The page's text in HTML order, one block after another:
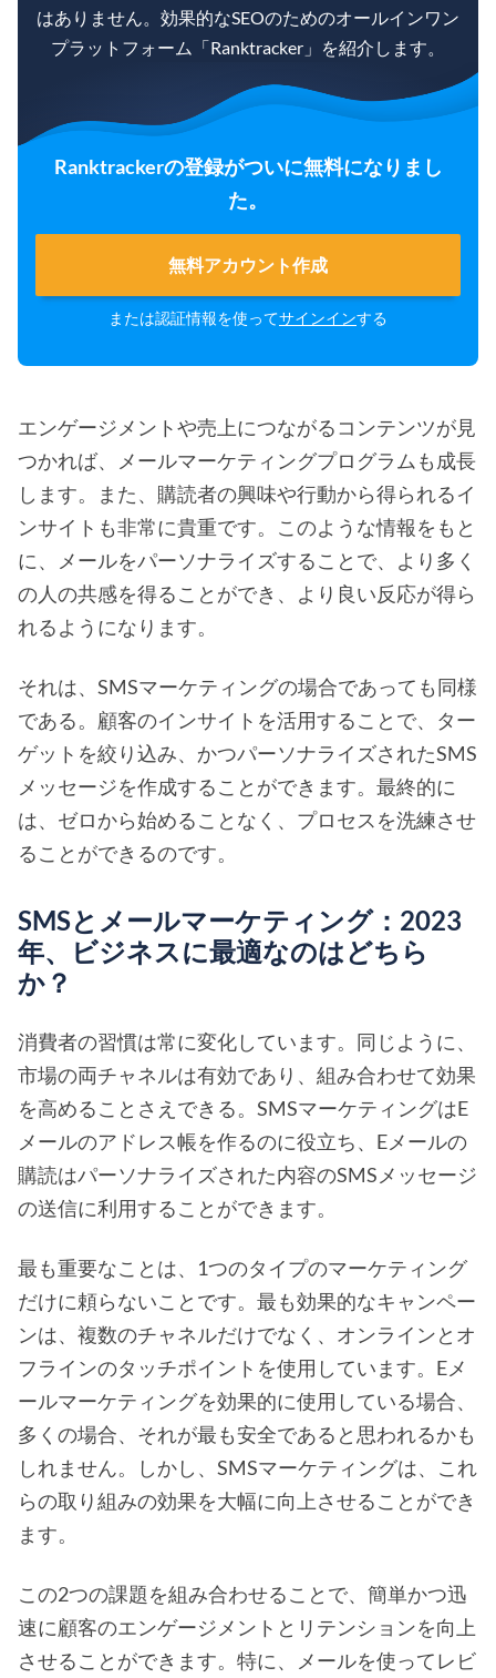
はありません。効果的なSEOのためのオールインワン
プラットフォーム「Ranktracker」を紹介します。
Ranktrackerの登録がついに無料になりまし
た。
無料アカウント作成
または認証情報を使ってサインインする
エンゲージメントや売上につながるコンテンツが見
つかれば、メールマーケティングプログラムも成長
します。また、購読者の興味や行動から得られるイ
ンサイトも非常に貴重です。このような情報をもと
に、メールをパーソナライズすることで、より多く
の人の共感を得ることができ、より良い反応が得ら
れるようになります。
それは、SMSマーケティングの場合であっても同様
である。顧客のインサイトを活用することで、ター
ゲットを絞り込み、かつパーソナライズされたSMS
メッセージを作成することができます。最終的に
は、ゼロから始めることなく、プロセスを洗練させ
ることができるのです。
SMSとメールマーケティング：2023
年、ビジネスに最適なのはどちら
か？
消費者の習慣は常に変化しています。同じように、
市場の両チャネルは有効であり、組み合わせて効果
を高めることさえできる。SMSマーケティングはE
メールのアドレス帳を作るのに役立ち、Eメールの
購読はパーソナライズされた内容のSMSメッセージ
の送信に利用することができます。
最も重要なことは、1つのタイプのマーケティング
だけに頼らないことです。最も効果的なキャンペー
ンは、複数のチャネルだけでなく、オンラインとオ
フラインのタッチポイントを使用しています。Eメ
ールマーケティングを効果的に使用している場合、
多くの場合、それが最も安全であると思われるかも
しれません。しかし、SMSマーケティングは、これ
らの取り組みの効果を大幅に向上させることができ
ます。
この2つの課題を組み合わせることで、簡単かつ迅
速に顧客のエンゲージメントとリテンションを向上
させることができます。特に、メールを使ってレビ